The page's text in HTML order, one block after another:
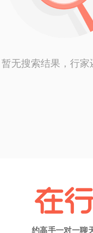
暂无搜索结果，行家
约高手一对一聊